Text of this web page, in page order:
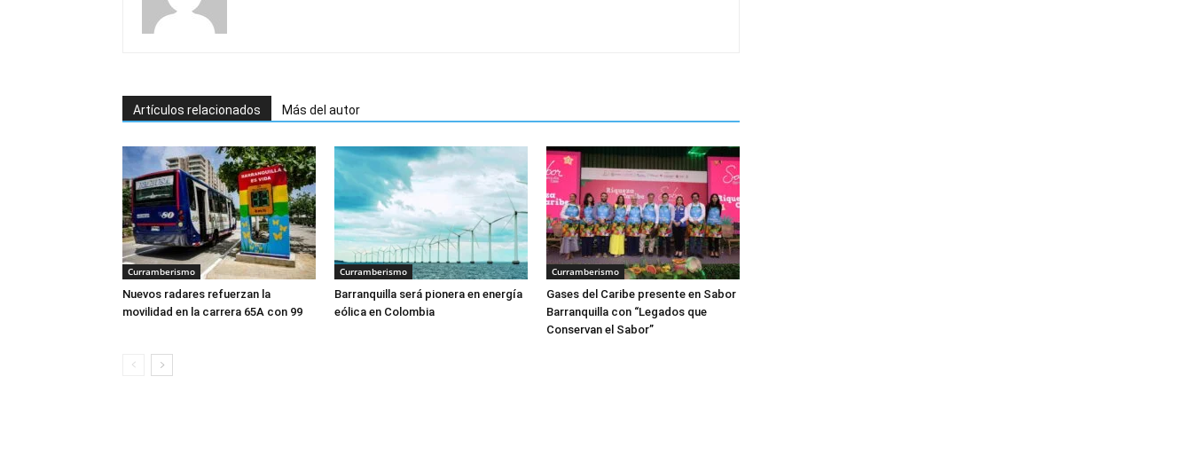
Artículos relacionados Más del autor
Curramberismo
Nuevos radares refuerzan la
movilidad en la carrera 65A con 99
Curramberismo
Barranquilla será pionera en energía
eólica en Colombia
Curramberismo
Gases del Caribe presente en Sabor
Barranquilla con “Legados que
Conservan el Sabor”